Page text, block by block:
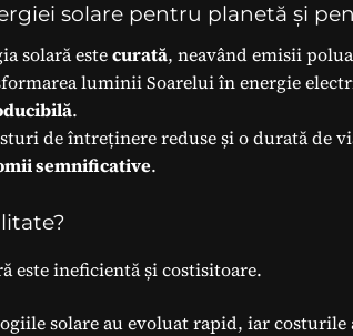
solare pentru planetă și
solară estecurată, neavând emisii
luminii Soarelui în energie
.
de întreținere reduse și o durată de
semnificative.
este ineficientă și costisitoare.
solare au evoluat rapid, iar